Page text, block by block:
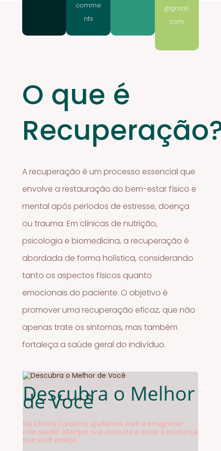
comme
nts
@gmail.
com
O que é
A recuperação é um processo essencial que
envolve a restauração do bem-estar físico e
mental após períodos de estresse, doença
ou trauma. Em clínicas de nutrição,
psicologia e biomedicina, a recuperação é
abordada de forma holística, considerando
tanto os aspectos físicos quanto
emocionais do paciente. O objetivo é
promover uma recuperação eficaz, que não
apenas trate os sintomas, mas também
fortaleça a saúde geral do indivíduo.
Descubra o Melhor
de Você
Na Clínica Cordeiro, ajudamos você a emagrecer
com saúde. Marque sua consulta e inicie a mudança
que você deseja.